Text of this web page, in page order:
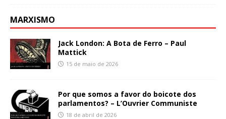
MARXISMO
Jack London: A Bota de Ferro – Paul
Mattick
15 de maio de 2026
Por que somos a favor do boicote dos
parlamentos? – L’Ouvrier Communiste
18 de abril de 2026